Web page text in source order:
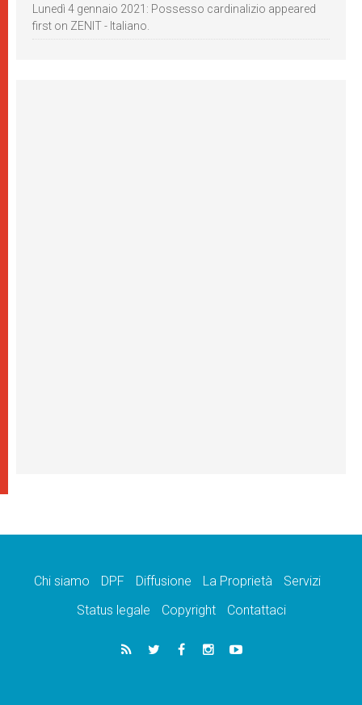
Lunedì 4 gennaio 2021: Possesso cardinalizio appeared
first on ZENIT - Italiano.
Chi siamo DPF Diffusione La Proprietà
Servizi
Status legale
Copyright Contattaci